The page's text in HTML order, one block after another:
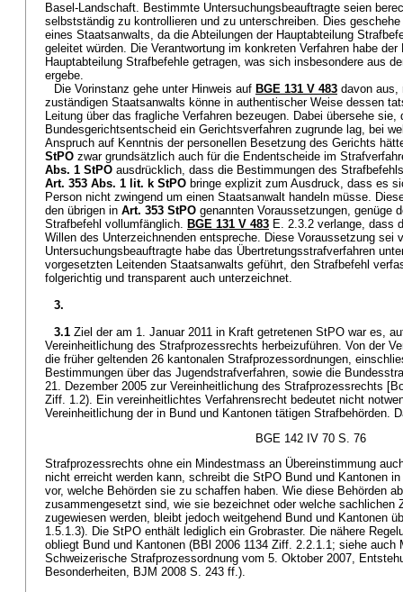
Basel-Landschaft. Bestimmte Untersuchungsbeauftragte seien
selbstständig zu kontrollieren und zu unterschreiben. Dies
eines Staatsanwalts, da die Abteilungen der Hauptabteilung
geleitet würden. Die Verantwortung im konkreten Verfahren habe
Hauptabteilung Strafbefehle getragen, was sich insbesondere aus
ergebe.
Die Vorinstanz gehe unter Hinweis auf BGE 131 V 483 davon aus,
zuständigen Staatsanwalts könne in authentischer Weise dessen
Leitung über das fragliche Verfahren bezeugen. Dabei übersehe
Bundesgerichtsentscheid ein Gerichtsverfahren zugrunde lag, bei
Anspruch auf Kenntnis der personellen Besetzung des Gerichts
StPO zwar grundsätzlich auch für die Endentscheide im
Abs. 1 StPO ausdrücklich, dass die Bestimmungen des
Art. 353 Abs. 1 lit. k StPO bringe explizit zum Ausdruck, dass es
Person nicht zwingend um einen Staatsanwalt handeln müsse.
den übrigen in Art. 353 StPO genannten Voraussetzungen, genüge
Strafbefehl vollumfänglich. BGE 131 V 483 E. 2.3.2 verlange, dass
Willen des Unterzeichnenden entspreche. Diese Voraussetzung sei
Untersuchungsbeauftragte habe das Übertretungsstrafverfahren
vorgesetzten Leitenden Staatsanwalts geführt, den Strafbefehl
folgerichtig und transparent auch unterzeichnet.
3.
3.1 Ziel der am 1. Januar 2011 in Kraft getretenen StPO war es,
Vereinheitlichung des Strafprozessrechts herbeizuführen. Von der
die früher geltenden 26 kantonalen Strafprozessordnungen,
Bestimmungen über das Jugendstrafverfahren, sowie die
21. Dezember 2005 zur Vereinheitlichung des Strafprozessrechts
Ziff. 1.2). Ein vereinheitlichtes Verfahrensrecht bedeutet nicht
Vereinheitlichung der in Bund und Kantonen tätigen Strafbehörden.
BGE 142 IV 70 S. 76
Strafprozessrechts ohne ein Mindestmass an Übereinstimmung
nicht erreicht werden kann, schreibt die StPO Bund und Kantonen
vor, welche Behörden sie zu schaffen haben. Wie diese Behörden
zusammengesetzt sind, wie sie bezeichnet oder welche sachlichen
zugewiesen werden, bleibt jedoch weitgehend Bund und Kantonen
1.5.1.3). Die StPO enthält lediglich ein Grobraster. Die nähere
obliegt Bund und Kantonen (BBl 2006 1134 Ziff. 2.2.1.1; siehe auch
Schweizerische Strafprozessordnung vom 5. Oktober 2007,
Besonderheiten, BJM 2008 S. 243 ff.).